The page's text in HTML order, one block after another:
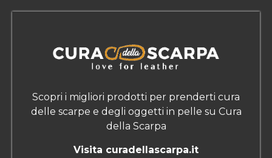
Scopri i migliori prodotti per prenderti cura
delle scarpe e degli oggetti in pelle su Cura
della Scarpa
Visita curadellascarpa.it